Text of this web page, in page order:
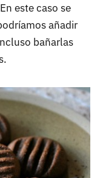
este caso se
añadir
bañarlas